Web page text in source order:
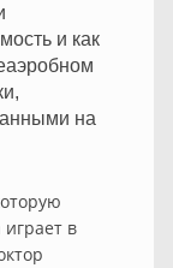
и как
на
в